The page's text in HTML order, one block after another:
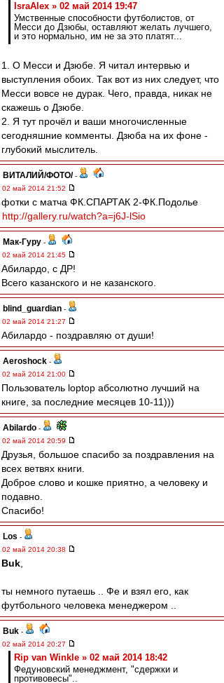
IsraAlex » 02 май 2014 19:47
Умственные способности футболистов, от
Месси до Дзюбы, оставляют желать лучшего,
и это нормально, им не за это платят...
1. О Месси и Дзюбе. Я читал интервью и
выступления обоих. Так вот из них следует, что
Месси вовсе не дурак. Чего, правда, никак не
скажешь о Дзюбе.
2. Я тут прочёл и ваши многочисленные
сегодняшние комменты. Дзюба на их фоне -
глубокий мыслитель.
ВИТАЛИЙ/ФОТО/ -
02 май 2014 21:52
фотки с матча ФК.СПАРТАК 2-ФК.Подолье
http://gallery.ru/watch?a=j6J-lSio
Мак-Гуру -
02 май 2014 21:45
Абилардо, с ДР!
Всего казанского и не казанского.
blind_guardian -
02 май 2014 21:27
Абилардо - поздравляю от души!
Aeroshock -
02 май 2014 21:00
Пользователь loptop абсолютно лучший на
книге, за последние месяцев 10-11)))
Abilardo -
02 май 2014 20:59
Друзья, большое спасибо за поздравления на
всех ветвях книги.
Доброе слово и кошке приятно, а человеку и
подавно.
Спасибо!
Los -
02 май 2014 20:38
Buk
ты немного путаешь .. Фе и взял его, как
футбольного человека менеджером ..
Buk -
02 май 2014 20:27
Rip van Winkle » 02 май 2014 18:42
Федуновский менеджмент, "сдержки и
противовесы"..